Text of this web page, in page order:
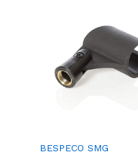
BESPECO SMG